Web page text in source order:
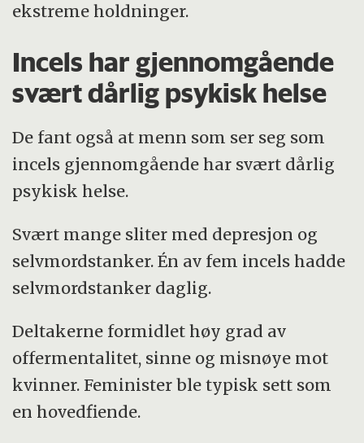
ekstreme holdninger.
Incels har gjennomgående
svært dårlig psykisk helse
De fant også at menn som ser seg som
incels gjennomgående har svært dårlig
psykisk helse.
Svært mange sliter med depresjon og
selvmordstanker. Én av fem incels hadde
selvmordstanker daglig.
Deltakerne formidlet høy grad av
offermentalitet, sinne og misnøye mot
kvinner. Feminister ble typisk sett som
en hovedfiende.